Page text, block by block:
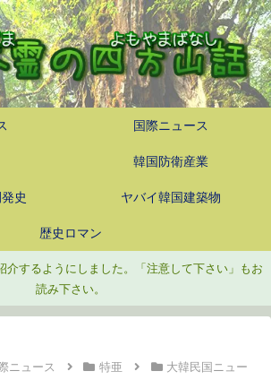
国際ニュース
韓国防衛産業
史 ヤバイ韓国建築物
歴史ロマン
介するようにしました。「注意して下さい」もお
読み下さい。
ニュース 特亜
大韓民国ニュー